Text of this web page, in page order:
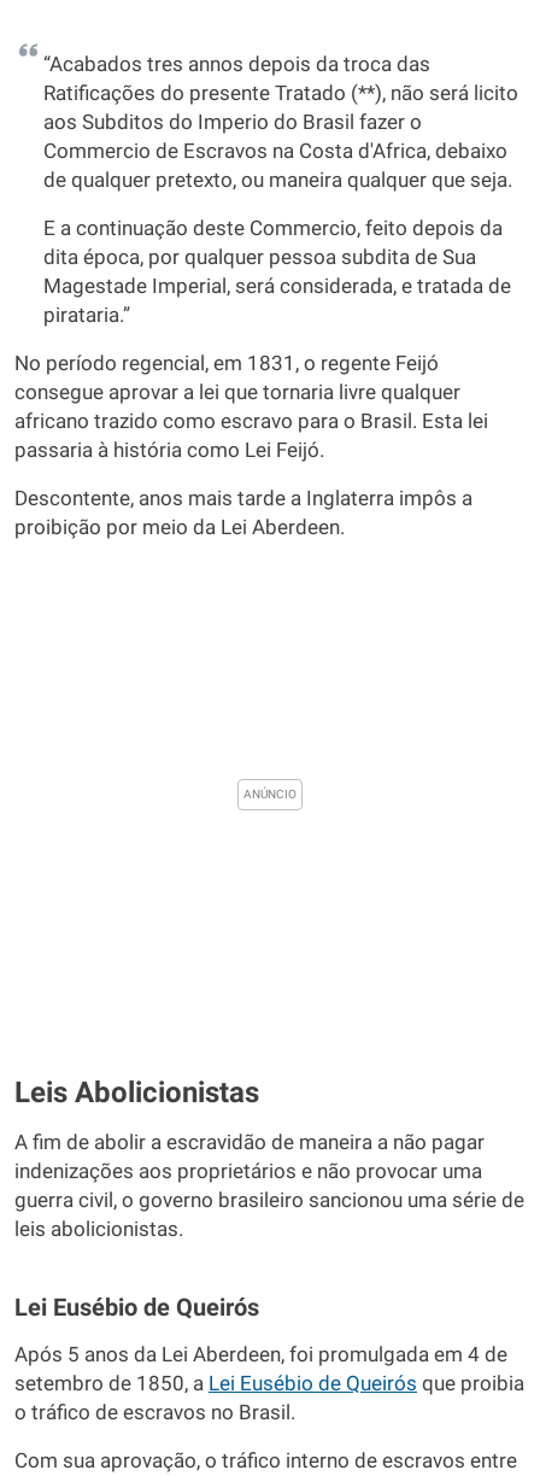
“Acabados tres annos depois da troca das
Ratificações do presente Tratado (**), não será licito
aos Subditos do Imperio do Brasil fazer o
Commercio de Escravos na Costa d'Africa, debaixo
de qualquer pretexto, ou maneira qualquer que seja.
E a continuação deste Commercio, feito depois da
dita época, por qualquer pessoa subdita de Sua
Magestade Imperial, será considerada, e tratada de
pirataria.”
No período regencial, em 1831, o regente Feijó
consegue aprovar a lei que tornaria livre qualquer
africano trazido como escravo para o Brasil. Esta lei
passaria à história como Lei Feijó.
Descontente, anos mais tarde a Inglaterra impôs a
proibição por meio da Lei Aberdeen.
Leis Abolicionistas
A fim de abolir a escravidão de maneira a não pagar
indenizações aos proprietários e não provocar uma
guerra civil, o governo brasileiro sancionou uma série de
leis abolicionistas.
Lei Eusébio de Queirós
Após 5 anos da Lei Aberdeen, foi promulgada em 4 de
setembro de 1850, a Lei Eusébio de Queirós que proibia
o tráfico de escravos no Brasil.
Com sua aprovação, o tráfico interno de escravos entre